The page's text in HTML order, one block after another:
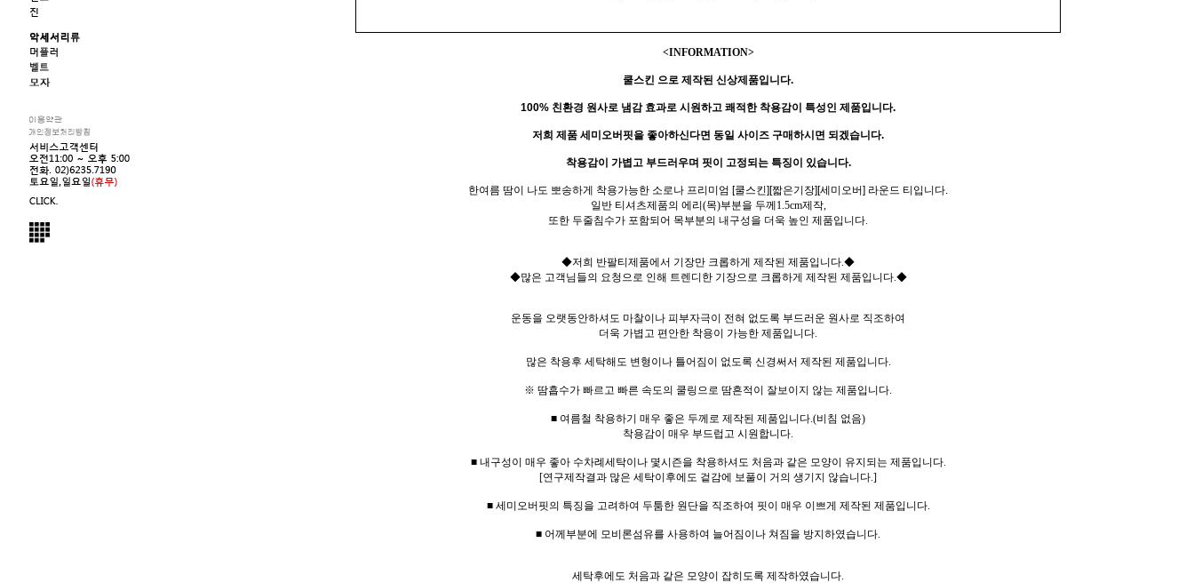
<INFORMATION>
쿨스킨 으로 제작된 신상제품입니다.
100% 친환경 원사로 냄감 효과로 시원하고 쾌적한 착용감이 특성인 제품입니다.
저희 제품 세미오버핏을 좋아하신다면 동일 사이즈 구매하시면 되겠습니다.
착용감이 가볍고 부드러우며 핏이 고정되는 특징이 있습니다.
한여름 땀이 나도 뽀송하게 착용가능한 소로나 프리미엄 [쿨스킨][짧은기장][세미오버] 라운드 티입니다.
일반 티셔츠제품의 에리(목)부분을 두께1.5cm제작,
또한 두줄침수가 포함되어 목부분의 내구성을 더욱 높인 제품입니다.
◆저희 반팔티제품에서 기장만 크롭하게 제작된 제품입니다.◆
◆많은 고객님들의 요청으로 인해 트렌디한 기장으로 크롭하게 제작된 제품입니다.◆
운동을 오랫동안하셔도 마찰이나 피부자극이 전혀 없도록 부드러운 원사로 직조하여
더욱 가볍고 편안한 착용이 가능한 제품입니다.
많은 착용후 세탁해도 변형이나 틀어짐이 없도록 신경써서 제작된 제품입니다.
※ 땀흡수가 빠르고 빠른 속도의 쿨링으로 땀흔적이 잘보이지 않는 제품입니다.
■ 여름철 착용하기 매우 좋은 두께로 제작된 제품입니다.(비침 없음)
착용감이 매우 부드럽고 시원합니다.
■ 내구성이 매우 좋아 수차례세탁이나 몇시즌을 착용하셔도 처음과 같은 모양이 유지되는 제품입니다.
[연구제작결과 많은 세탁이후에도 겉감에 보풀이 거의 생기지 않습니다.]
■ 세미오버핏의 특징을 고려하여 두툼한 원단을 직조하여 핏이 매우 이쁘게 제작된 제품입니다.
■ 어께부분에 모비론섬유를 사용하여 늘어짐이나 쳐짐을 방지하였습니다.
세탁후에도 처음과 같은 모양이 잡히도록 제작하였습니다.